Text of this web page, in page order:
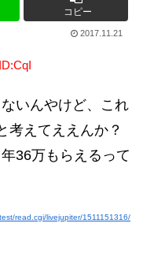
コピー
2017.11.21
ID:CqI
いんやけど、これ
考えてええんか？
36万もらえるって
read.cgi/livejupiter/1511151316/